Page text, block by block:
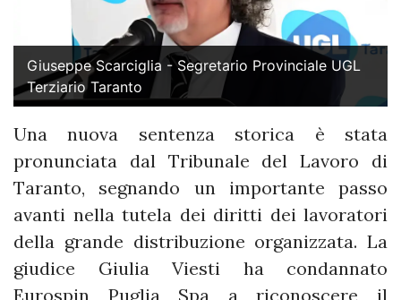
Giuseppe Scarciglia - Segretario Provinciale UGL
Terziario Taranto
Una nuova sentenza storica è stata
pronunciata dal Tribunale del Lavoro di
Taranto, segnando un importante passo
avanti nella tutela dei diritti dei lavoratori
della grande distribuzione organizzata. La
giudice Giulia Viesti ha condannato
Eurospin Puglia Spa a riconoscere il